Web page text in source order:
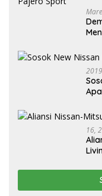
2019
16,